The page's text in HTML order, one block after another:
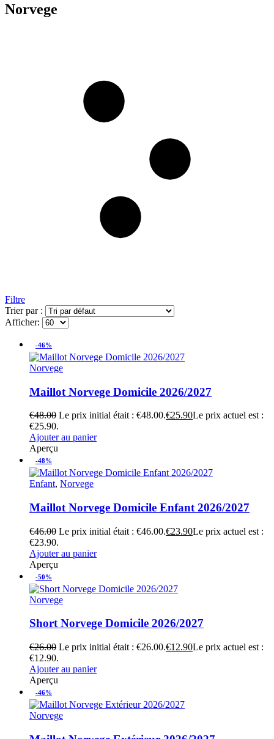
Norvege
Filtre
Trier par :
Afficher:
-46%
Norvege
Maillot Norvege Domicile 2026/2027
€48.00 Le prix initial était : €48.00.€25.90Le prix actuel est :
€25.90.
Ajouter au panier
Aperçu
-48%
Enfant, Norvege
Maillot Norvege Domicile Enfant 2026/2027
€46.00 Le prix initial était : €46.00.€23.90Le prix actuel est :
€23.90.
Ajouter au panier
Aperçu
-50%
Norvege
Short Norvege Domicile 2026/2027
€26.00 Le prix initial était : €26.00.€12.90Le prix actuel est :
€12.90.
Ajouter au panier
Aperçu
-46%
Norvege